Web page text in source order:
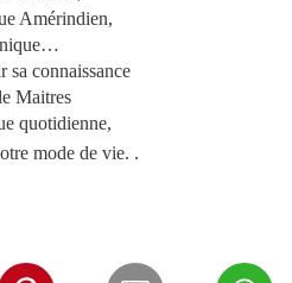
Amérindien,
sa connaissance
Maitres
quotidienne,
mode de vie. .